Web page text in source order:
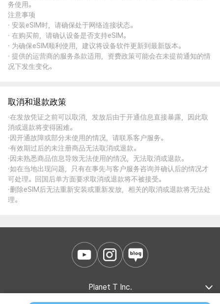
务使用。
注意事项
· 安装eSIM时，请确保处于网络连接状态。
· 在购买前，请确认设备是否支持eSIM。
· 为确保eSIM顺利使用，建议将设备软件更新到最新版本。
· 提供的运营商的服务条款适用，资费政策可能会在未提前通知的情
况下发生变化。
取消和退款政策
·在发放凭证之前可以取消，发放后由于开通信息直接暴露，因此取
消或退款将变得困难。
·因开通故障或部分未使用的情况，请联系客户服务。
·有效期过后的未注册商品无法取消或退款。
·因未熟悉商品信息导致无法使用的情况，无法取消或退款。
·如在当地出现问题，只有在事先与客户服务咨询并确认后的情况才
可处理。回国后单方面要求取消或退款将不被接受。
·删除eSIM后无法重新安装或重新发放，相关的取消或退款将无法处
理。
Planet T Inc.